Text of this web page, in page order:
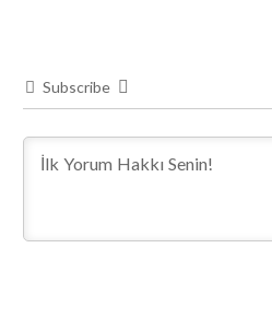
Subscribe